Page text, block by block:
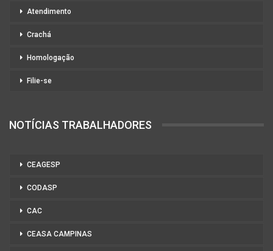
Atendimento
Crachá
Homologação
Filie-se
NOTÍCIAS TRABALHADORES
CEAGESP
CODASP
CAC
CEASA CAMPINAS